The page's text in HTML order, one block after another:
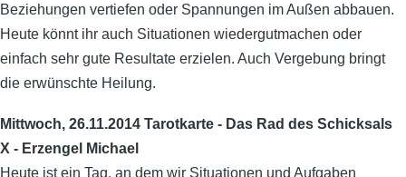
Beziehungen vertiefen oder Spannungen im Außen abbauen.
Heute könnt ihr auch Situationen wiedergutmachen oder
einfach sehr gute Resultate erzielen. Auch Vergebung bringt
die erwünschte Heilung.
Mittwoch, 26.11.2014 Tarotkarte - Das Rad des Schicksals
X - Erzengel Michael
Heute ist ein Tag, an dem wir Situationen und Aufgaben